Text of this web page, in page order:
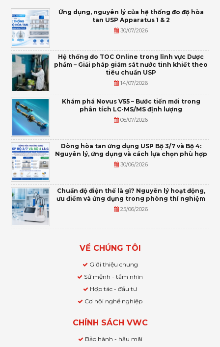
Ứng dụng, nguyên lý của hệ thống đo độ hòa
tan USP Apparatus 1 & 2
30/07/2026
Hệ thống đo TOC Online trong lĩnh vực Dược
phẩm – Giải pháp giám sát nước tinh khiết theo
tiêu chuẩn USP
14/07/2026
Khám phá Novus V55 – Bước tiến mới trong
phân tích LC-MS/MS định lượng
06/07/2026
Dòng hòa tan ứng dụng USP Bộ 3/7 và Bộ 4:
Nguyên lý, ứng dụng và cách lựa chọn phù hợp
30/06/2026
Chuẩn độ điện thế là gì? Nguyên lý hoạt động,
ưu điểm và ứng dụng trong phòng thí nghiệm
25/06/2026
VỀ CHÚNG TÔI
Giới thiệu chung
Sứ mệnh - tầm nhìn
Hợp tác - đầu tư
Cơ hội nghề nghiệp
CHÍNH SÁCH VWC
Bảo hành - hậu mãi